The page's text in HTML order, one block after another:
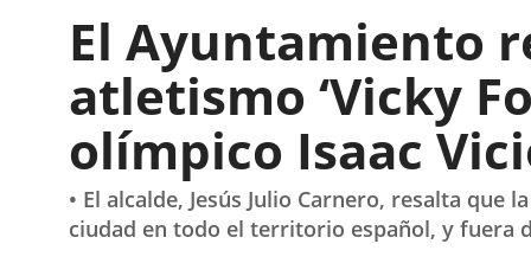
El Ayuntamiento
atletismo ‘Vicky
olímpico Isaac
• El alcalde, Jesús Julio Carnero, resalta
ciudad en todo el territorio español, y fuera